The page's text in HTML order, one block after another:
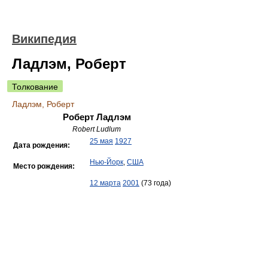
Википедия
Ладлэм, Роберт
Толкование
Ладлэм, Роберт
Роберт Ладлэм
Robert Ludlum
Дата рождения:
25 мая 1927
Место рождения: Нью-Йорк, США
12 марта 2001 (73 года)